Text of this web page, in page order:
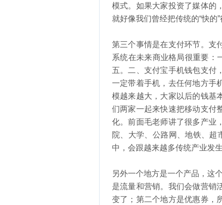
模式。如果大家投资了媒体的
就好像我们曾经把传统的“快
第三个事情是在支付环节。支
系统在未来商业格局很重要
五。二、支付宝手机钱包支付
一定带着手机，去任何地方手
模越来越大，大家以后的钱基
们两家一起来快速把移动支付
化。前面毛老师讲了很多产业
院、大学、公路网、地铁、超
中，会跟越来越多传统产业发
另外一个地方是一个产品，这
是流量和营销。我们会做营销
变了；第二个地方是优惠券，